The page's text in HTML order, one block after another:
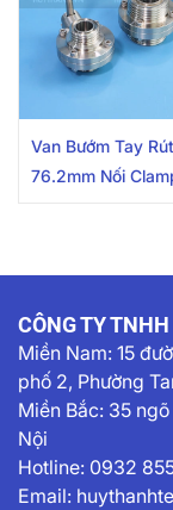
Van Bướm Tay
76.2mm Nối
CÔNG TY
Miền Nam: 15
phố 2, Phường
Miền Bắc: 35
Nội
Hotline: 0932
Email: